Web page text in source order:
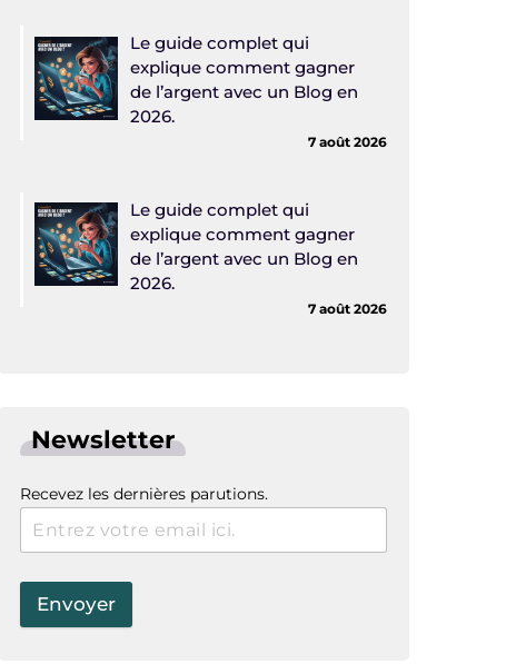
Le guide complet qui
explique comment gagner
de l’argent avec un Blog en
2026.
7 août 2026
Le guide complet qui
explique comment gagner
de l’argent avec un Blog en
2026.
7 août 2026
Newsletter
Recevez les dernières parutions.